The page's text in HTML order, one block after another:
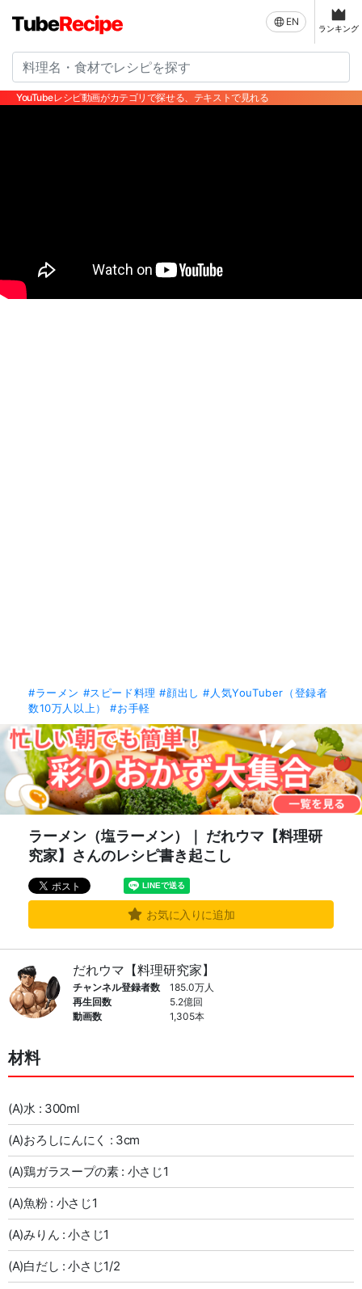
EN
ランキング
YouTubeレシピ動画がカテゴリで探せる、テキストで見れる
#ラーメン #スピード料理 #顔出し #人気YouTuber（登録者
数10万人以上）
#お手軽
ラーメン（塩ラーメン）｜ だれウマ【料理研
究家】さんのレシピ書き起こし
お気に入りに追加
だれウマ【料理研究家】
チャンネル登録者数
185.0万人
再生回数
5.2億回
動画数
1,305本
材料
(A)水 : 300ml
(A)おろしにんにく : 3cm
(A)鶏ガラスープの素 : 小さじ1
(A)魚粉 : 小さじ1
(A)みりん : 小さじ1
(A)白だし : 小さじ1/2